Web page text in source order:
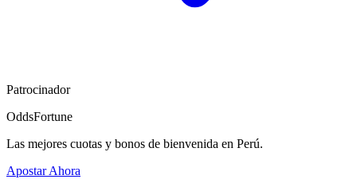
Patrocinador
OddsFortune
Las mejores cuotas y bonos de bienvenida en Perú.
Apostar Ahora